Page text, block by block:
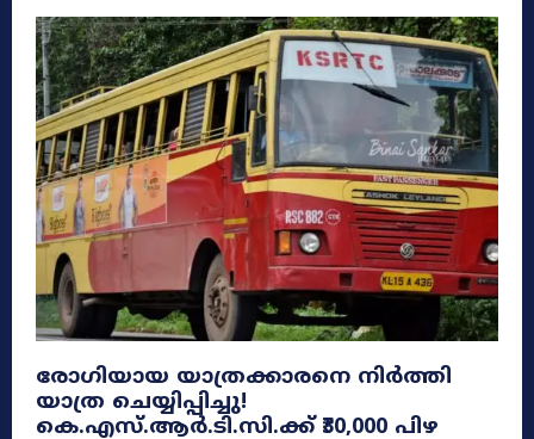
രോഗിയായ യാത്രക്കാരനെ നിർത്തി
യാത്ര ചെയ്യിപ്പിച്ചു!
കെ.എസ്.ആർ.ടി.സി.ക്ക് ₹30,000 പിഴ